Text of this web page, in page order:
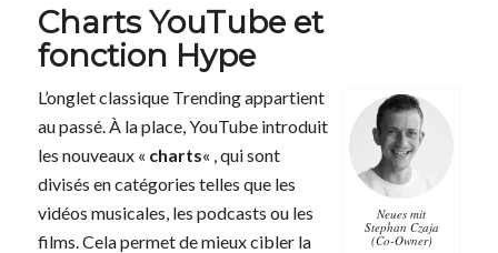
Charts YouTube et
fonction Hype
Neues mit
Stephan Czaja
(Co-Owner)
L’onglet classique Trending appartient
au passé. À la place, YouTube introduit
les nouveaux « charts« , qui sont
divisés en catégories telles que les
vidéos musicales, les podcasts ou les
films. Cela permet de mieux cibler la